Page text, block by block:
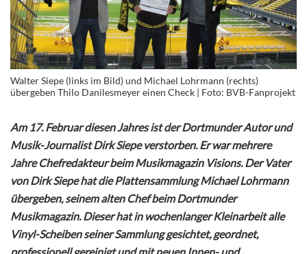
Walter Siepe (links im Bild) und Michael Lohrmann (rechts)
übergeben Thilo Danilesmeyer einen Check | Foto: BVB-Fanprojekt
Am 17. Februar diesen Jahres ist der Dortmunder Autor und
Musik-Journalist Dirk Siepe verstorben. Er war mehrere
Jahre Chefredakteur beim Musikmagazin Visions. Der Vater
von Dirk Siepe hat die Plattensammlung Michael Lohrmann
übergeben, seinem alten Chef beim Dortmunder
Musikmagazin. Dieser hat in wochenlanger Kleinarbeit alle
Vinyl-Scheiben seiner Sammlung gesichtet, geordnet,